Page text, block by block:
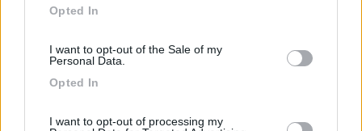
use your data for below specified purposes in below Google
Opted In
I want to opt-out of the Sale of my
Personal Data.
Opted In
I want to opt-out of processing my
Comunque contatterei direttamente la MAK per conferma.
Tommaso IZ4DJI